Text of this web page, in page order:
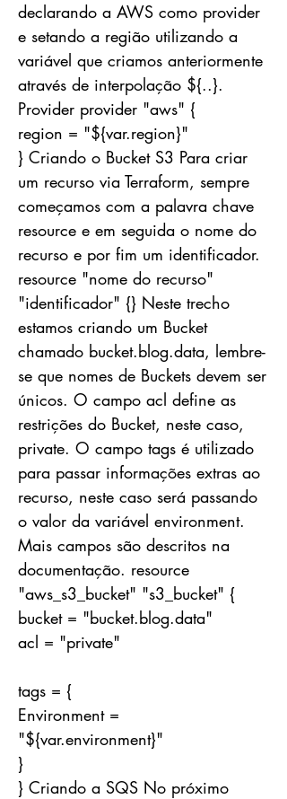
declarando a AWS como provider
e setando a região utilizando a
variável que criamos anteriormente
através de interpolação ${..}.
Provider provider "aws" {
region = "${var.region}"
} Criando o Bucket S3 Para criar
um recurso via Terraform, sempre
começamos com a palavra chave
resource e em seguida o nome do
recurso e por fim um identificador.
resource "nome do recurso"
"identificador" {} Neste trecho
estamos criando um Bucket
chamado bucket.blog.data, lembre-
se que nomes de Buckets devem ser
únicos. O campo acl define as
restrições do Bucket, neste caso,
private. O campo tags é utilizado
para passar informações extras ao
recurso, neste caso será passando
o valor da variável environment.
Mais campos são descritos na
documentação. resource
"aws_s3_bucket" "s3_bucket" {
bucket = "bucket.blog.data"
acl = "private"
tags = {
Environment =
"${var.environment}"
}
} Criando a SQS No próximo